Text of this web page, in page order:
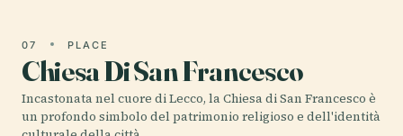
07 PLACE
Chiesa Di San Francesco
Incastonata nel cuore di Lecco, la Chiesa di San Francesco è
un profondo simbolo del patrimonio religioso e dell'identità